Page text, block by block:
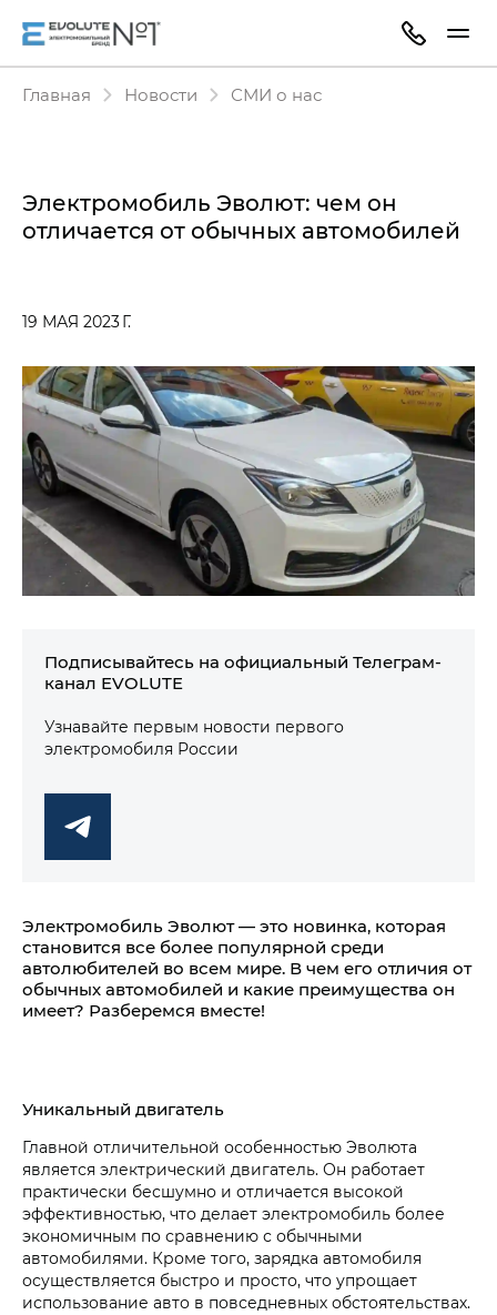
Главная Новости СМИ о нас
Электромобиль Эволют: чем он
отличается от обычных автомобилей
19 МАЯ 2023 Г.
Подписывайтесь на официальный Телеграм-
канал EVOLUTE
Узнавайте первым новости первого
электромобиля России
Электромобиль Эволют — это новинка, которая
становится все более популярной среди
автолюбителей во всем мире. В чем его отличия от
обычных автомобилей и какие преимущества он
имеет? Разберемся вместе!
Уникальный двигатель
Главной отличительной особенностью Эволюта
является электрический двигатель. Он работает
практически бесшумно и отличается высокой
эффективностью, что делает электромобиль более
экономичным по сравнению с обычными
автомобилями. Кроме того, зарядка автомобиля
осуществляется быстро и просто, что упрощает
использование авто в повседневных обстоятельствах.